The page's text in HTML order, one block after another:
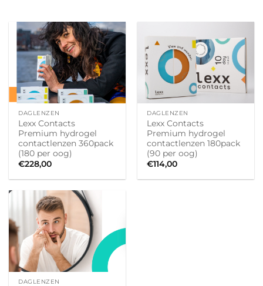
DAGLENZEN
Lexx Contacts
Premium hydrogel
contactlenzen 360pack
(180 per oog)
€228,00
DAGLENZEN
Lexx Contacts
Premium hydrogel
contactlenzen 180pack
(90 per oog)
€114,00
DAGLENZEN